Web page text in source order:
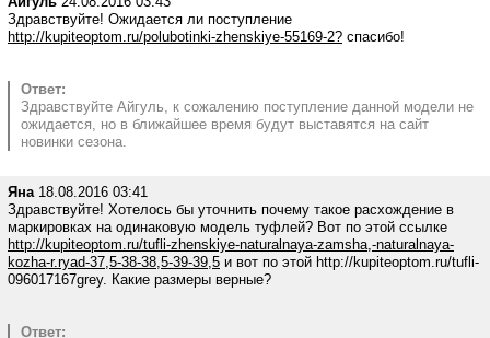
Здравствуйте! Ожидается ли поступление
http://kupiteoptom.ru/polubotinki-zhenskiye-55169-2? спасибо!
Ответ:
Здравствуйте Айгуль, к сожалению поступление данной модели не
ожидается, но в ближайшее время будут выставятся на сайт
новинки сезона.
Яна18.08.2016 03:41
Здравствуйте! Хотелось бы уточнить почему такое расхождение в
маркировках на одинаковую модель туфлей? Вот по этой ссылке
http://kupiteoptom.ru/tufli-zhenskiye-naturalnaya-zamsha,-naturalnaya-
kozha-r.ryad-37,5-38-38,5-39-39,5 и вот по этой http://kupiteoptom.ru/tufli-
096017167grey. Какие размеры верные?
Ответ: